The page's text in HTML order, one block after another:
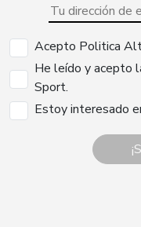
Acepto Politica
He leído y acepto
Sport.
Estoy interesado